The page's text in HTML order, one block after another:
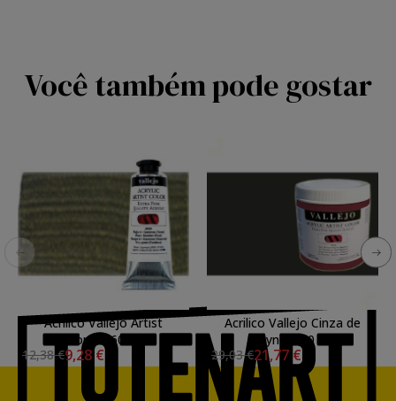
Você também pode gostar
Acrilico Vallejo Artist
Bronce, 60 ml.
12,38 €9,28 €
Acrilico Vallejo Cinza de
Payne, 500 ml.
29,03 €21,77 €